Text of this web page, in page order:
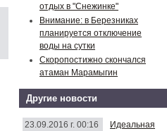
отдых в "Снежинке"
Внимание: в Березниках
планируется отключение
воды на сутки
Скоропостижно скончался
атаман Марамыгин
Другие новости
23.09.2016 г. 00:16
Идеальная